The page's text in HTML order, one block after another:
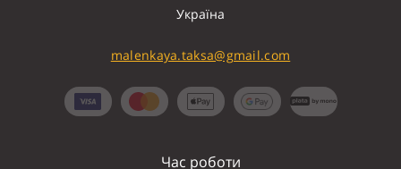
Україна
malenkaya.taksa@gmail.com
Час роботи